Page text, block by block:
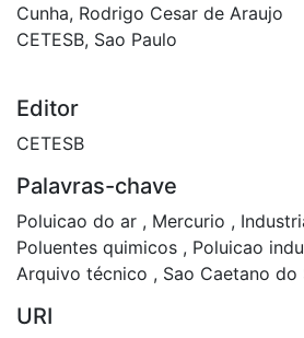
Cunha, Rodrigo Cesar de Araujo
CETESB, Sao Paulo
Editor
CETESB
Palavras-chave
Poluicao do ar , Mercurio ,
Poluentes quimicos , Poluicao
Arquivo técnico , Sao Caetano do
URI